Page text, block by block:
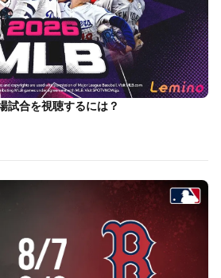
試合を視聴するには？